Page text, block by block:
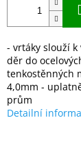
- vrtáky slouží
děr do
tenkostěnných
4,0mm -
prům
Detailní